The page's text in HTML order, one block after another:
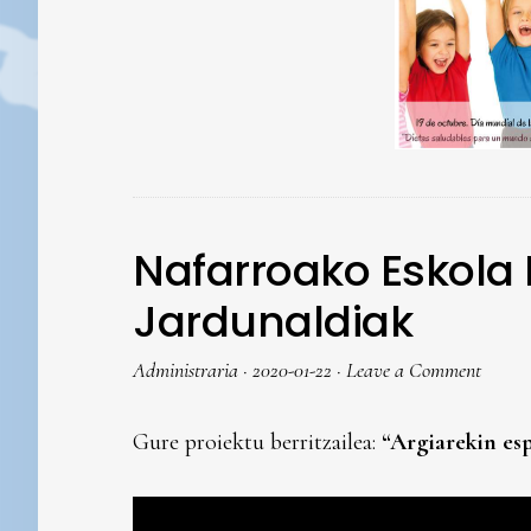
Nafarroako Eskola
Jardunaldiak
Administraria · 2020-01-22 · Leave a Comment
Gure proiektu berritzailea: “Argiarekin